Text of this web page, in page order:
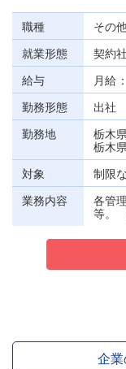
職種
その
就業形態
契約
給与
月給
勤務形態
出社
勤務地
栃木
栃木
対象
制限
業務内容
各管
等。
企